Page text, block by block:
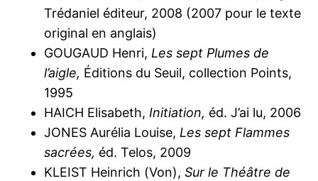
Trédaniel éditeur, 2008 (2007 pour le texte
original en anglais)
GOUGAUD Henri,Les sept Plumes de
l’aigle, Éditions du Seuil, collection Points,
1995
HAICH Elisabeth, Initiation, éd. J’ai lu, 2006
JONES Aurélia Louise,Les sept Flammes
sacrées, éd. Telos, 2009
KLEIST Heinrich (Von),Sur le Théâtre de